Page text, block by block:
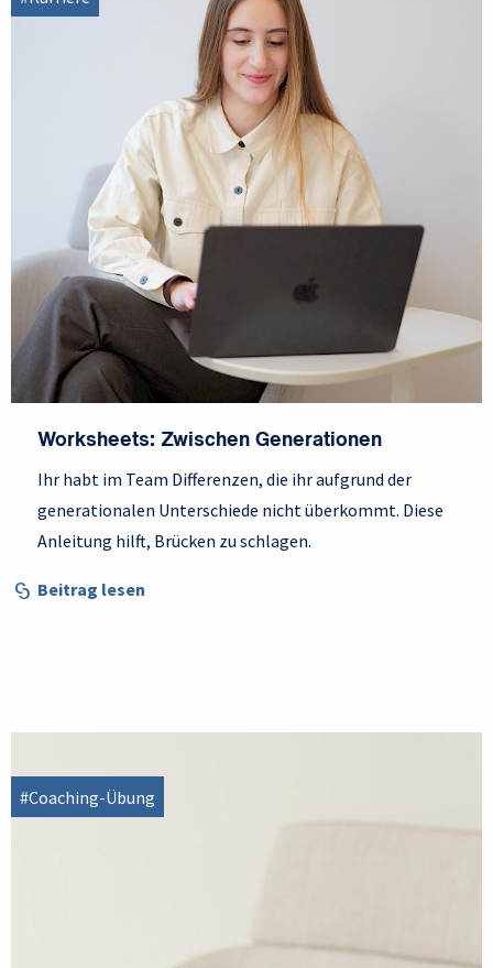
Worksheets: Zwischen Generationen
Ihr habt im Team Differenzen, die ihr aufgrund der
generationalen Unterschiede nicht überkommt. Diese
Anleitung hilft, Brücken zu schlagen.
Beitrag lesen
#Coaching-Übung